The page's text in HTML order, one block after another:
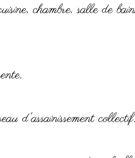
chambre, salle de
d'assainissement collectif.